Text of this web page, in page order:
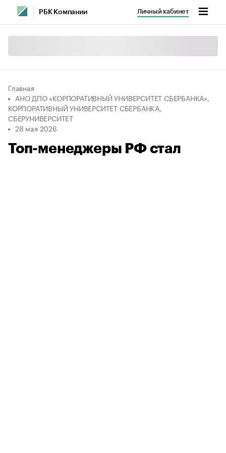
РБК Компании Личный кабинет
Главная
АНО ДПО «КОРПОРАТИВНЫЙ УНИВЕРСИТЕТ СБЕРБАНКА»,
КОРПОРАТИВНЫЙ УНИВЕРСИТЕТ СБЕРБАНКА,
СБЕРУНИВЕРСИТЕТ
28 мая 2026
Топ-менеджеры РФ стал